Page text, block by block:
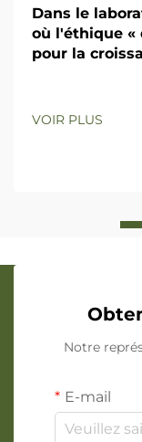
Dans le
où l'éthique «
pour la
VOIR PLUS
Notre
E-mail